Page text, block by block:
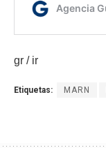
gr / ir
Etiquetas: MARN